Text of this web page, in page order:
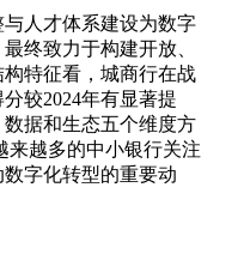
人才体系建设为数字
终致力于构建开放、
特征看，城商行在战
较2024年有显著提
据和生态五个维度方
来越多的中小银行关注
字化转型的重要动